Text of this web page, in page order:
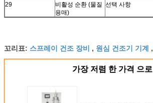
29
비활성 순환 (물질
용매)
선택 사항
꼬리표: 스프레이 건조 장비 , 원심 건조기 기계 ,
가장 저렴 한 가격 으로